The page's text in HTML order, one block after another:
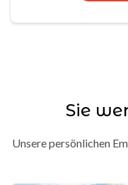
Sie
Unsere persönlichen